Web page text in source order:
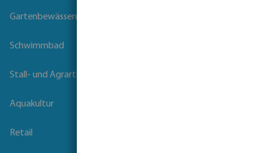
Gartenbewässerung
Schwimmbad
Stall- und Agrartechnik
Aquakultur
Retail